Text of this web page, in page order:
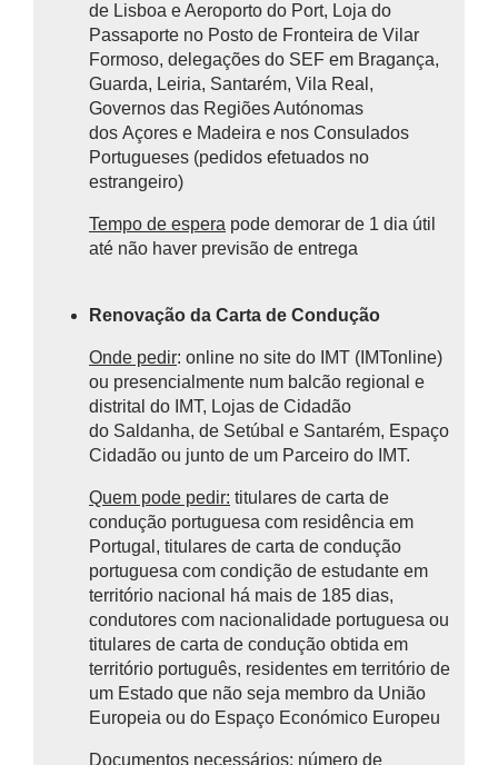
de Lisboa e Aeroporto do Port, Loja do
Passaporte no Posto de Fronteira de Vilar
Formoso, delegações do SEF em Bragança,
Guarda, Leiria, Santarém, Vila Real,
Governos das Regiões Autónomas
dos Açores e Madeira e nos Consulados
Portugueses (pedidos efetuados no
estrangeiro)
Tempo de espera pode demorar de 1 dia útil
até não haver previsão de entrega
Renovação da Carta de Condução
Onde pedir: online no site do IMT (IMTonline)
ou presencialmente num balcão regional e
distrital do IMT, Lojas de Cidadão
do Saldanha, de Setúbal e Santarém, Espaço
Cidadão ou junto de um Parceiro do IMT.
Quem pode pedir: titulares de carta de
condução portuguesa com residência em
Portugal, titulares de carta de condução
portuguesa com condição de estudante em
território nacional há mais de 185 dias,
condutores com nacionalidade portuguesa ou
titulares de carta de condução obtida em
território português, residentes em território de
um Estado que não seja membro da União
Europeia ou do Espaço Económico Europeu
Documentos necessários: número de